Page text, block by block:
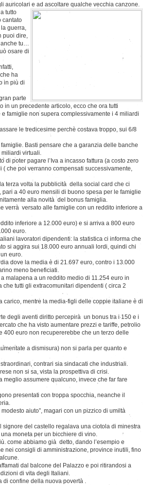
auricolari e ad ascoltare qualche vecchia canzone.
tutto
cantato
la guerra,
puoi dire,
anche tu…
osare di
ha
in più di
parte
un precedente articolo, ecco che ora tutti
famiglie non supera complessivamente i 4 miliardi
le tredicesime perchè costava troppo, sui 6/8
Basti pensare che a garanzia delle banche
miliardi virtuali.
di poter pagare l’Iva a incasso fattura (a costo zero
che poi verranno compensati successivamente,
terza volta la pubblicità della social card che ci
a 40 euro mensili di buono spesa per le famiglie
alla novità del bonus famiglia.
verrà versato alle famiglie con un reddito inferiore a
inferiore a 12.000 euro) e si arriva a 800 euro
euro.
lavoratori dipendenti: la statistica ci informa che
si aggira sui 18.000 euro annuali lordi, quindi chi
euro.
dove la media è di 21.697 euro, contro i 13.000
meno beneficiati.
malapena a un reddito medio di 11.254 euro in
tutti gli extracomunitari dipendenti ( circa 2
carico, mentre la media-figli delle coppie italiane è di
degli aventi diritto percepirà un bonus tra i 150 e i
che ha visto aumentare prezzi e tariffe, petrolio
400 euro non recupererebbe che un terzo delle
a dismisura) non si parla per quanto e
contrari sia sindacati che industriali.
non si sa, vista la prospettiva di crisi.
assumere qualcuno, invece che far fare
presentati con troppa spocchia, neanche il
aiuto”, magari con un pizzico di umiltà
del castello regalava una ciotola di minestra
moneta per un bicchiere di vino.
come abbiamo già detto, dando l’esempio e
nei consigli di amministrazione, province inutili, fino
dal balcone del Palazzo e poi ritirandosi a
di vita degli Italiani.
di confine della nuova povertà .